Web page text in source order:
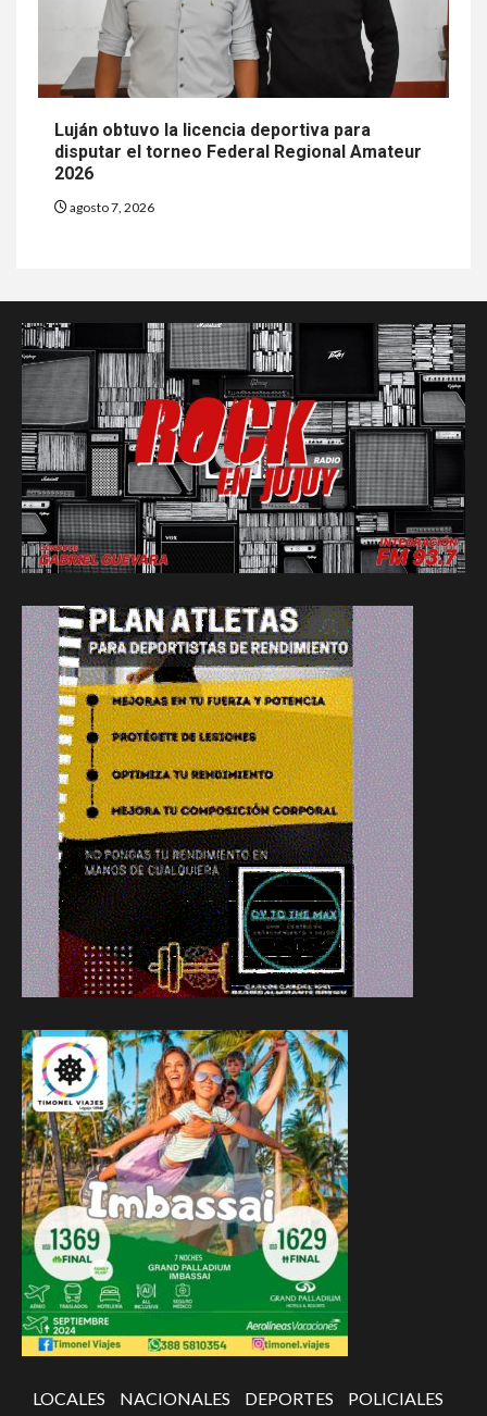
Luján obtuvo la licencia deportiva para
disputar el torneo Federal Regional Amateur
2026
agosto 7, 2026
LOCALES NACIONALES DEPORTES POLICIALES